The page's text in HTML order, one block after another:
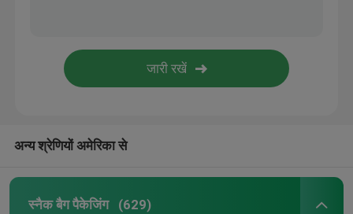
अन्य श्रेणियों अमेरिका से
स्नैक बैग पैकेजिंग (629)